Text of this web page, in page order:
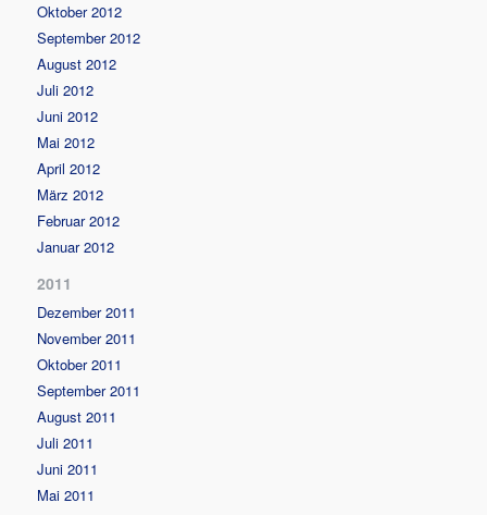
Oktober 2012
September 2012
August 2012
Juli 2012
Juni 2012
Mai 2012
April 2012
März 2012
Februar 2012
Januar 2012
2011
Dezember 2011
November 2011
Oktober 2011
September 2011
August 2011
Juli 2011
Juni 2011
Mai 2011